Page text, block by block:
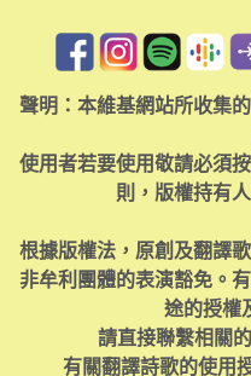
聲明：本維基網站所收集
使用者若要使用敬請必須
則，版權持有
根據版權法，原創及翻譯
非牟利團體的表演豁免。
途的授權
請直接聯繫相關
有關翻譯詩歌的使用